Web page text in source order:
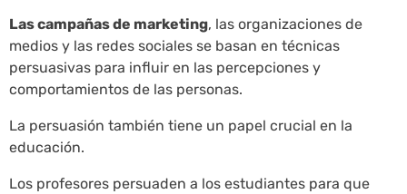
Las campañas de marketing, las organizaciones de
medios y las redes sociales se basan en técnicas
persuasivas para influir en las percepciones y
comportamientos de las personas.
La persuasión también tiene un papel crucial en la
educación.
Los profesores persuaden a los estudiantes para que